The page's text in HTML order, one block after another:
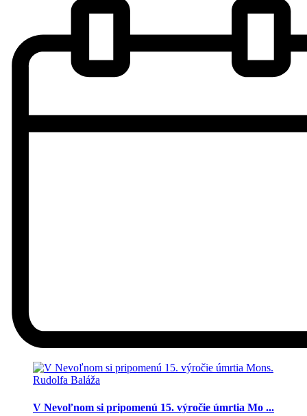
V Nevoľnom si pripomenú 15. výročie úmrtia Mo ...